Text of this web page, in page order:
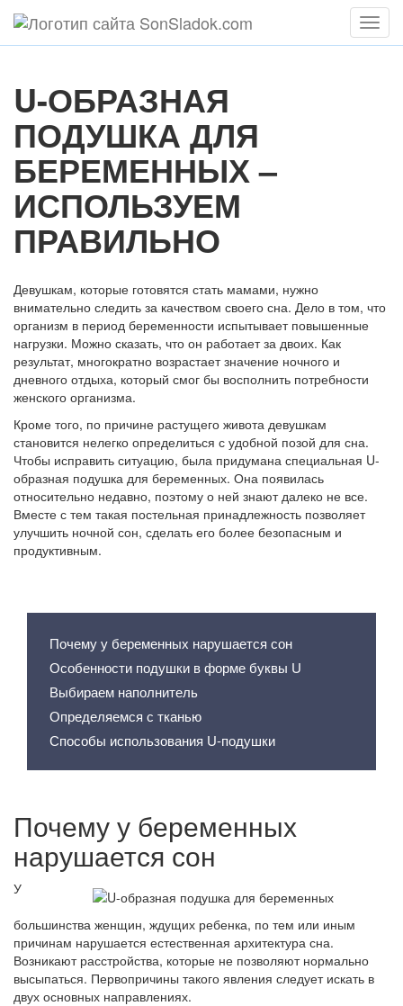
Меню
U-ОБРАЗНАЯ
ПОДУШКА ДЛЯ
БЕРЕМЕННЫХ –
ИСПОЛЬЗУЕМ
ПРАВИЛЬНО
Девушкам, которые готовятся стать мамами, нужно
внимательно следить за качеством своего сна. Дело в том, что
организм в период беременности испытывает повышенные
нагрузки. Можно сказать, что он работает за двоих. Как
результат, многократно возрастает значение ночного и
дневного отдыха, который смог бы восполнить потребности
женского организма.
Кроме того, по причине растущего живота девушкам
становится нелегко определиться с удобной позой для сна.
Чтобы исправить ситуацию, была придумана специальная U-
образная подушка для беременных. Она появилась
относительно недавно, поэтому о ней знают далеко не все.
Вместе с тем такая постельная принадлежность позволяет
улучшить ночной сон, сделать его более безопасным и
продуктивным.
Почему у беременных нарушается сон
Особенности подушки в форме буквы U
Выбираем наполнитель
Определяемся с тканью
Способы использования U-подушки
Почему у беременных
нарушается сон
У
большинства женщин, ждущих ребенка, по тем или иным
причинам нарушается естественная архитектура сна.
Возникают расстройства, которые не позволяют нормально
высыпаться. Первопричины такого явления следует искать в
двух основных направлениях.